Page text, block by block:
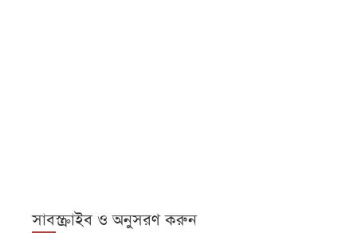
সাবস্ক্রাইব ও অনুসরণ করুন